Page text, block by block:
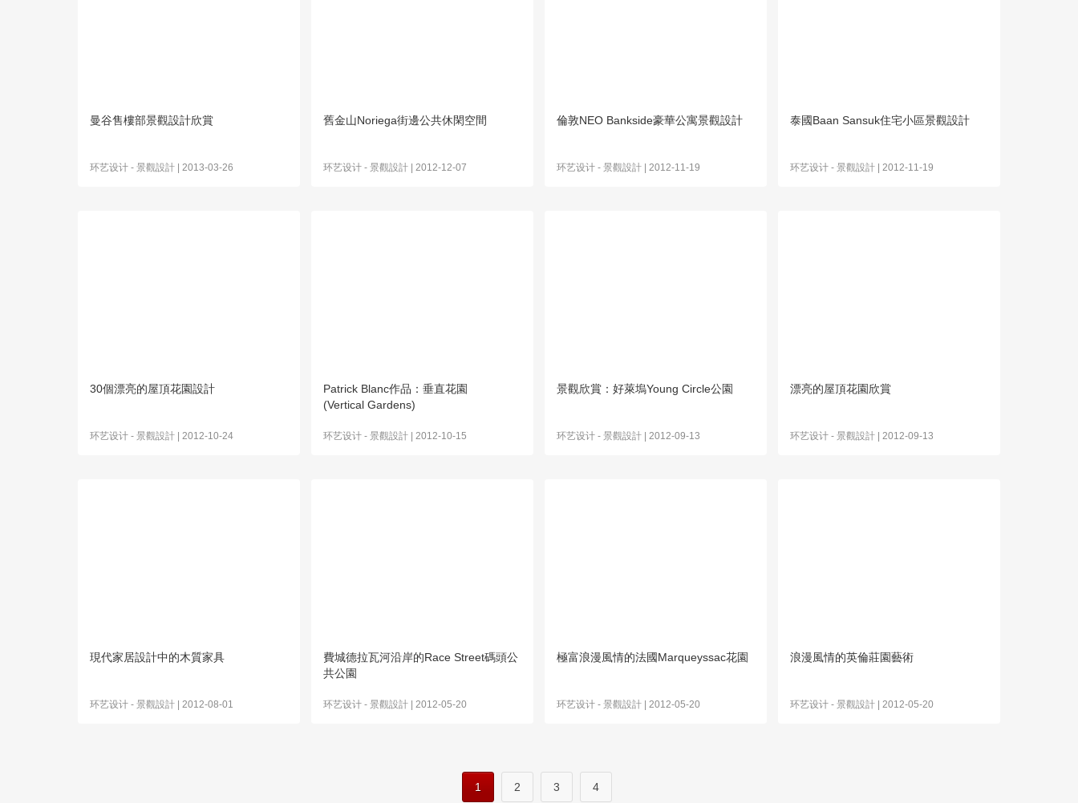
曼谷售樓部景觀設計欣賞
环艺设计 - 景觀設計 | 2013-03-26
舊金山Noriega街邊公共休閑空間
环艺设计 - 景觀設計 | 2012-12-07
倫敦NEO Bankside豪華公寓景觀設計
环艺设计 - 景觀設計 | 2012-11-19
泰國Baan Sansuk住宅小區景觀設計
环艺设计 - 景觀設計 | 2012-11-19
30個漂亮的屋頂花園設計
环艺设计 - 景觀設計 | 2012-10-24
Patrick Blanc作品：垂直花園
(Vertical Gardens)
环艺设计 - 景觀設計 | 2012-10-15
景觀欣賞：好萊塢Young Circle公園
环艺设计 - 景觀設計 | 2012-09-13
漂亮的屋頂花園欣賞
环艺设计 - 景觀設計 | 2012-09-13
現代家居設計中的木質家具
环艺设计 - 景觀設計 | 2012-08-01
費城德拉瓦河沿岸的Race Street碼頭公
共公園
环艺设计 - 景觀設計 | 2012-05-20
極富浪漫風情的法國Marqueyssac花園
环艺设计 - 景觀設計 | 2012-05-20
浪漫風情的英倫莊園藝術
环艺设计 - 景觀設計 | 2012-05-20
1 2 3 4